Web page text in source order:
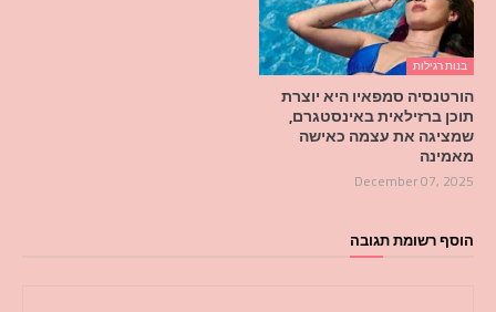
בנות רגילות
הורטנסיה סמפאיו היא יוצרת
תוכן ברזילאית באינסטגרם,
שמציגה את עצמה כאישה
מאמינה
December 07, 2025
הוסף רשומת תגובה